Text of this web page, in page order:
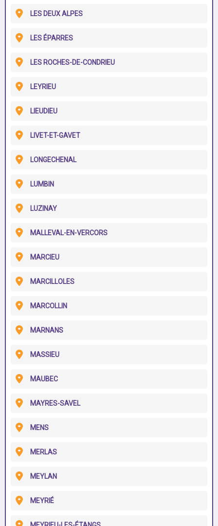
LES DEUX ALPES
LES ÉPARRES
LES ROCHES-DE-CONDRIEU
LEYRIEU
LIEUDIEU
LIVET-ET-GAVET
LONGECHENAL
LUMBIN
LUZINAY
MALLEVAL-EN-VERCORS
MARCIEU
MARCILLOLES
MARCOLLIN
MARNANS
MASSIEU
MAUBEC
MAYRES-SAVEL
MENS
MERLAS
MEYLAN
MEYRIÉ